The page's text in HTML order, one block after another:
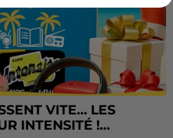
VITE... LES
INTENSITÉ !...